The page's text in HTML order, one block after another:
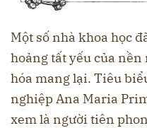
Một số nhà khoa học
hoảng tất yếu của
hóa mang lại. Tiêu
nghiệp Ana Maria
xem là người tiên